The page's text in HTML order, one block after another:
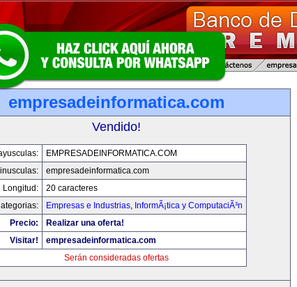
empresadeinformatica.com
Vendido!
EMPRESADEINFORMATICA.COM
empresadeinformatica.com
Longitud:
20 caracteres
Empresas e Industrias, InformÃ¡tica y ComputaciÃ³n
Precio:
Realizar una oferta!
Visitar!
empresadeinformatica.com
Serán consideradas ofertas